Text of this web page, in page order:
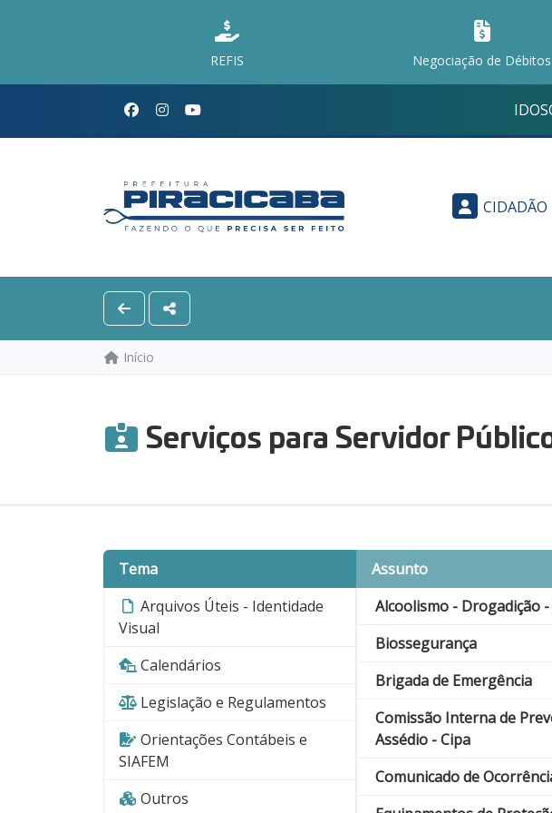
REFIS Negociação de Débitos
CIDADÃO
Início
Serviços para Servidor
Tema
Arquivos Úteis - Identidade
Visual
Calendários
Legislação e Regulamentos
Orientações Contábeis e
SIAFEM
Outros
Assunto
Alcoolismo - Drogadição
Biossegurança
Brigada de Emergência
Comissão Interna de
Assédio - Cipa
Comunicado de